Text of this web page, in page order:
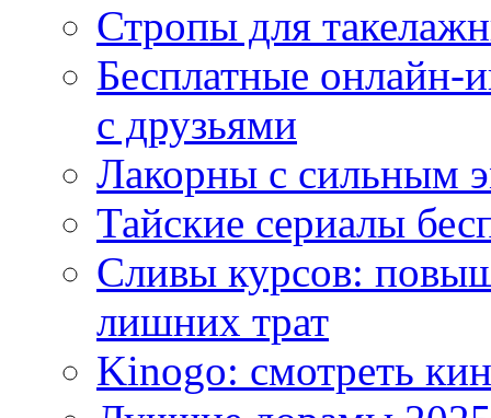
Стропы для
Бесплатные
с друзьями
Лакорны с сильным
Тайские сериалы
Сливы курсов:
лишних трат
Kinogo: смотреть